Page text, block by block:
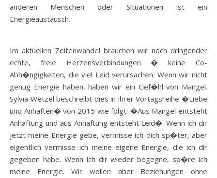
anderen Menschen oder Situationen ist ein
Energieaustausch.
Im aktuellen Zeitenwandel brauchen wir noch dringender
echte, freie Herzensverbindungen � keine Co-
Abh�ngigkeiten, die viel Leid verursachen. Wenn wir nicht
genug Energie haben, haben wir ein Gef�hl von Mangel.
Sylvia Wetzel beschreibt dies in ihrer Vortagsreihe �Liebe
und Anhaften� von 2015 wie folgt: �Aus Mangel entsteht
Anhaftung und aus Anhaftung entsteht Leid�. Wenn ich dir
jetzt meine Energie gebe, vermisse ich dich sp�ter, aber
eigentlich vermisse ich meine eigene Energie, die ich dir
gegeben habe. Wenn ich dir wieder begegne, sp�re ich
meine Energie. Wir wollen aber Beziehungen ohne